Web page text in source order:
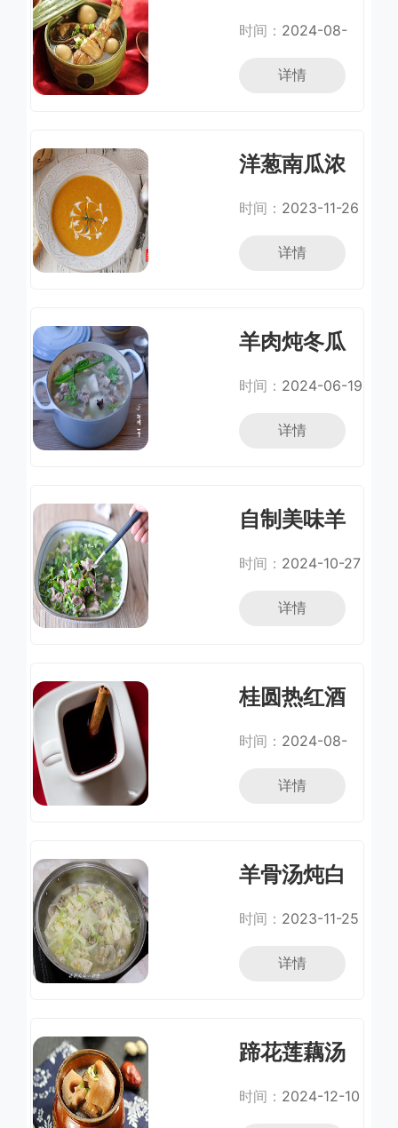
时间： 2024-08-
详情
洋葱南瓜浓
时间： 2023-11-26
详情
羊肉炖冬瓜
时间： 2024-06-19
详情
自制美味羊
时间： 2024-10-27
详情
桂圆热红酒
时间： 2024-08-
详情
羊骨汤炖白
时间： 2023-11-25
详情
蹄花莲藕汤
时间： 2024-12-10